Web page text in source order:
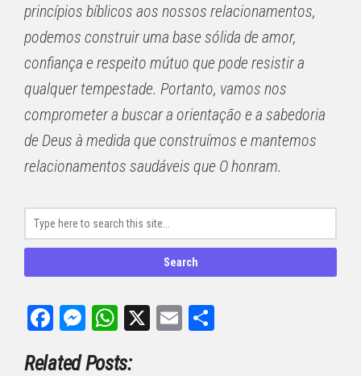
princípios bíblicos aos nossos relacionamentos,
podemos construir uma base sólida de amor,
confiança e respeito mútuo que pode resistir a
qualquer tempestade. Portanto, vamos nos
comprometer a buscar a orientação e a sabedoria
de Deus à medida que construímos e mantemos
relacionamentos saudáveis ​​que O honram.
Facebook
Messenger
WhatsApp
X Email
Related Posts: